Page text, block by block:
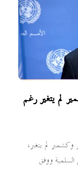
لم يتغير رغم
لم يتغير،
ووفق